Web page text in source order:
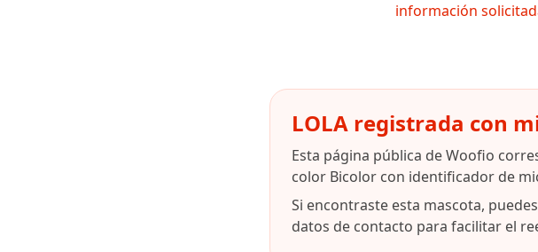
información
LOLA registrada con
Esta página pública de Woofio
color Bicolor con identificador de
Si encontraste esta mascota,
datos de contacto para facilitar el